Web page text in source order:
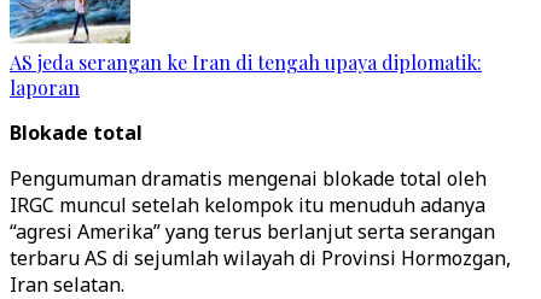
AS jeda serangan ke Iran di tengah upaya diplomatik:
laporan
Blokade total
Pengumuman dramatis mengenai blokade total oleh
IRGC muncul setelah kelompok itu menuduh adanya
“agresi Amerika” yang terus berlanjut serta serangan
terbaru AS di sejumlah wilayah di Provinsi Hormozgan,
Iran selatan.